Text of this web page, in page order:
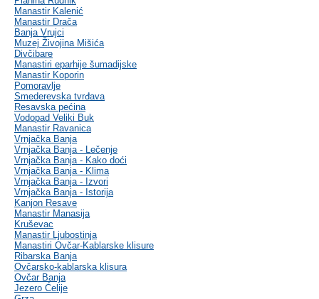
Manastir Kalenić
Manastir Drača
Banja Vrujci
Muzej Živojina Mišića
Divčibare
Manastiri eparhije šumadijske
Manastir Koporin
Pomoravlje
Smederevska tvrđava
Resavska pećina
Vodopad Veliki Buk
Manastir Ravanica
Vrnjačka Banja
Vrnjačka Banja - Lečenje
Vrnjačka Banja - Kako doći
Vrnjačka Banja - Klima
Vrnjačka Banja - Izvori
Vrnjačka Banja - Istorija
Kanjon Resave
Manastir Manasija
Kruševac
Manastir Ljubostinja
Manastiri Ovčar-Kablarske klisure
Ribarska Banja
Ovčarsko-kablarska klisura
Ovčar Banja
Jezero Ćelije